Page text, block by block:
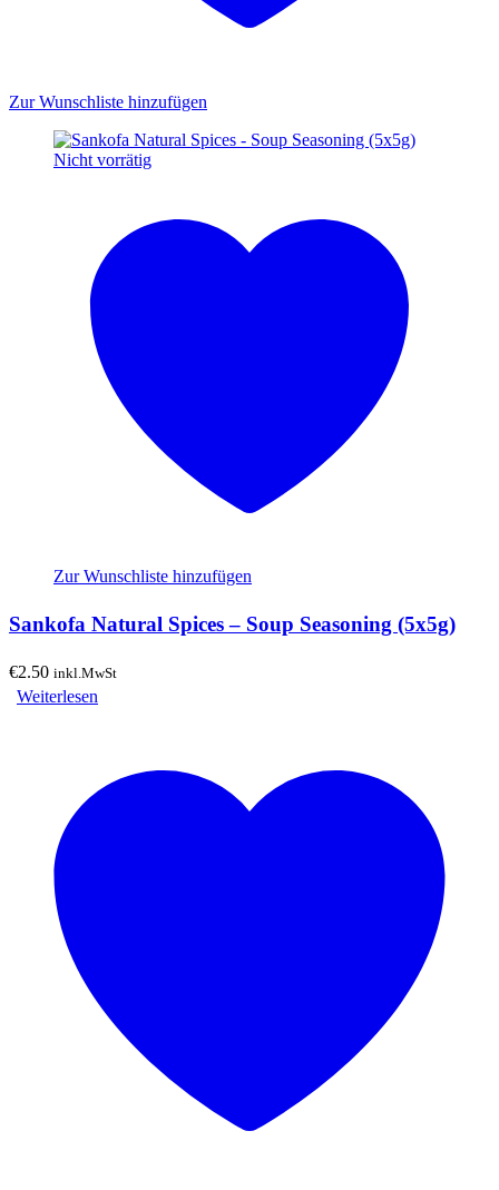
Zur Wunschliste hinzufügen
Nicht vorrätig
Zur Wunschliste hinzufügen
Sankofa Natural Spices – Soup Seasoning (5x5g)
€2.50 inkl.MwSt
Weiterlesen